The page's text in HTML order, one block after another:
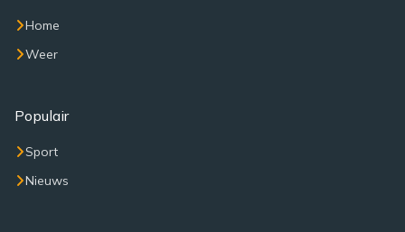
Home
Weer
Populair
Sport
Nieuws